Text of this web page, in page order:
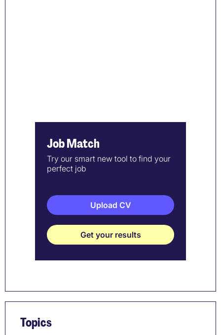
Job Match
Try our smart new tool to find your
perfect job
Upload CV
Get your results
Topics